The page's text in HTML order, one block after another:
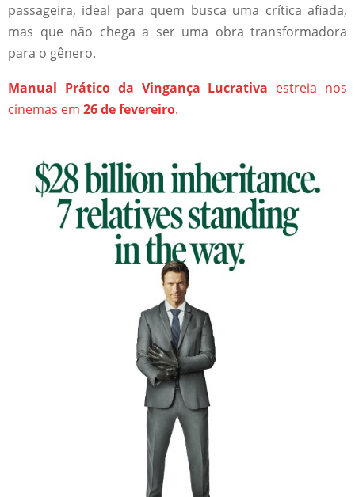
passageira, ideal para quem busca uma crítica afiada,
mas que não chega a ser uma obra transformadora
para o gênero.
Manual Prático da Vingança Lucrativa estreia nos
cinemas em 26 de fevereiro.